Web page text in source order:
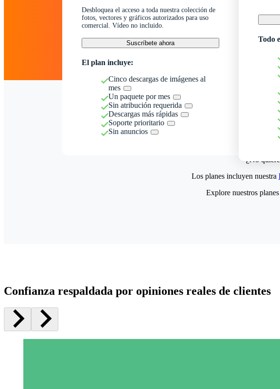
Desbloquea el acceso a toda nuestra colección de
fotos, vectores y gráficos autorizados para uso
comercial. Vídeo no incluido.
Suscríbete ahora
El plan incluye:
Cinco descargas de imágenes al
mes
Un paquete por mes
Sin atribución requerida
Descargas más rápidas
Soporte prioritario
Sin anuncios
Todo
¿No
Los planes incluyen nuestra
Explore nuestros planes
Confianza respaldada por opiniones reales de clientes